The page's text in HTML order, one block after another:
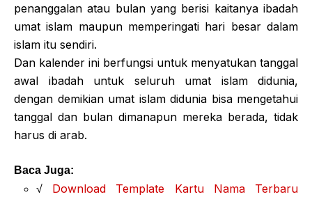
penanggalan atau bulan yang berisi kaitanya ibadah
umat islam maupun memperingati hari besar dalam
islam itu sendiri.
Dan kalender ini berfungsi untuk menyatukan tanggal
awal ibadah untuk seluruh umat islam didunia,
dengan demikian umat islam didunia bisa mengetahui
tanggal dan bulan dimanapun mereka berada, tidak
harus di arab.
Baca Juga:
√ Download Template Kartu Nama Terbaru